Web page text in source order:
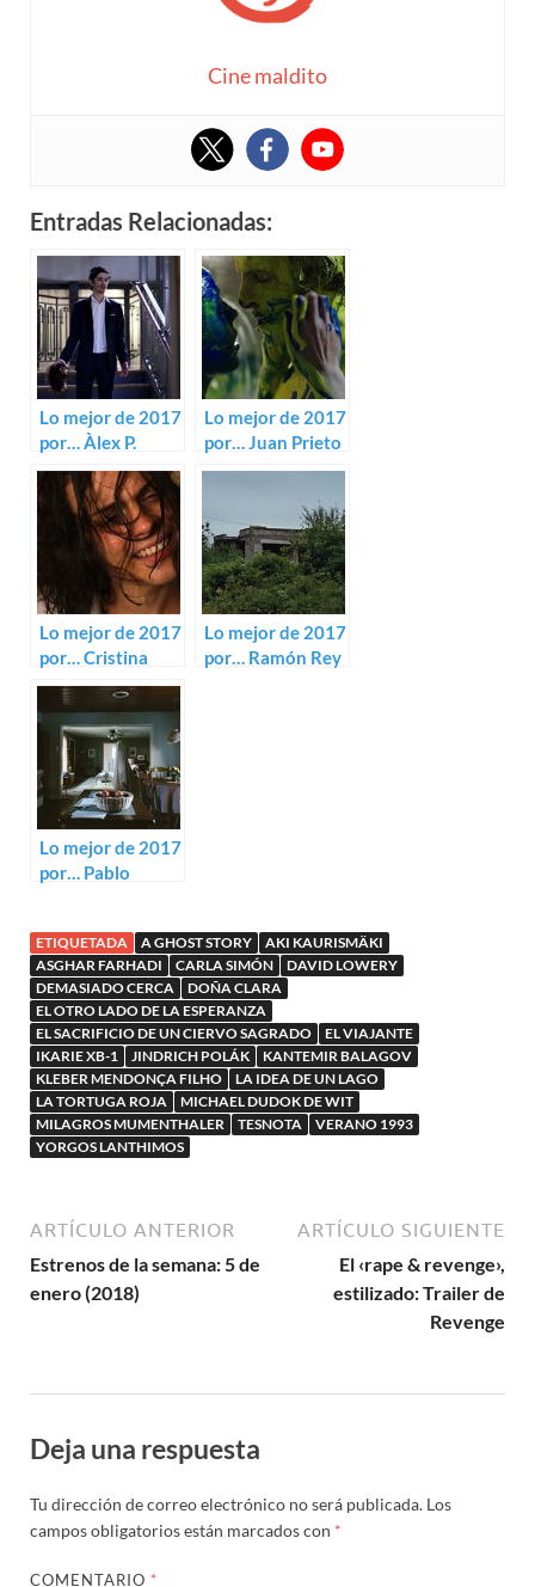
Cine maldito
Entradas Relacionadas:
Lo mejor de 2017
por… Àlex P.
Lascort
Lo mejor de 2017
por… Juan Prieto
Lo mejor de 2017
por… Cristina
Ejarque
Lo mejor de 2017
por… Ramón Rey
Lo mejor de 2017
por… Pablo
ETIQUETADA A GHOST STORY
AKI KAURISMÄKI
ASGHAR FARHADI
CARLA SIMÓN
DAVID LOWERY
DEMASIADO CERCA
DOÑA CLARA
EL OTRO LADO DE LA ESPERANZA
EL SACRIFICIO DE UN CIERVO SAGRADO
EL VIAJANTE
IKARIE XB-1
JINDRICH POLÁK
KANTEMIR BALAGOV
KLEBER MENDONÇA FILHO
LA IDEA DE UN LAGO
LA TORTUGA ROJA
MICHAEL DUDOK DE WIT
MILAGROS MUMENTHALER
TESNOTA
VERANO 1993
YORGOS LANTHIMOS
ARTÍCULO ANTERIOR
Estrenos de la semana: 5 de
enero (2018)
ARTÍCULO SIGUIENTE
El ‹rape & revenge›,
estilizado: Trailer de
Revenge
Deja una respuesta
Tu dirección de correo electrónico no será publicada. Los
campos obligatorios están marcados con *
COMENTARIO *